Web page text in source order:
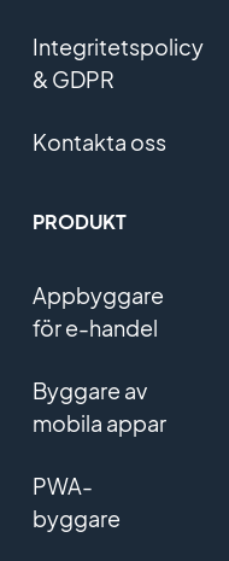
Integritetspolicy
& GDPR
Kontakta oss
PRODUKT
Appbyggare
för e-handel
Byggare av
mobila appar
PWA-
byggare